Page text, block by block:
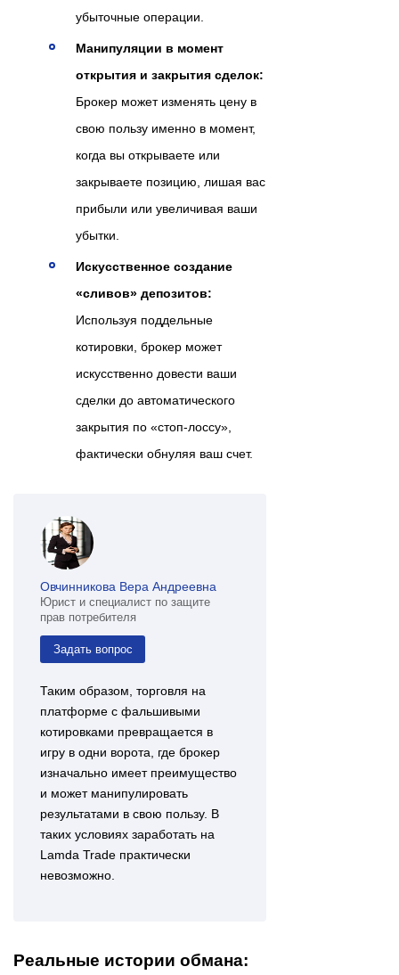
убыточные операции.
Манипуляции в момент
открытия и закрытия сделок:
Брокер может изменять цену в
свою пользу именно в момент,
когда вы открываете или
закрываете позицию, лишая вас
прибыли или увеличивая ваши
убытки.
Искусственное создание
«сливов» депозитов:
Используя поддельные
котировки, брокер может
искусственно довести ваши
сделки до автоматического
закрытия по «стоп-лоссу»,
фактически обнуляя ваш счет.
Овчинникова Вера Андреевна
Юрист и специалист по защите
прав потребителя
Задать вопрос
Таким образом, торговля на
платформе с фальшивыми
котировками превращается в
игру в одни ворота, где брокер
изначально имеет преимущество
и может манипулировать
результатами в свою пользу. В
таких условиях заработать на
Lamda Trade практически
невозможно.
Реальные истории обмана: